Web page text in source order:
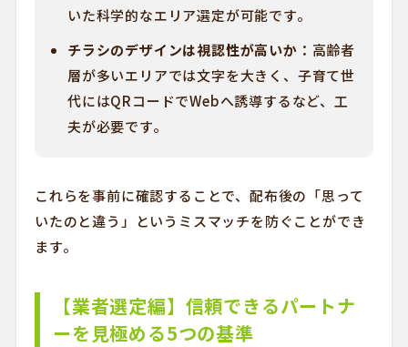
いた科学的なエリア選定が可能です。
チラシのデザインは視認性が高いか： 高齢者
層が多いエリアでは文字を大きく、子育て世
代にはQRコードでWebへ誘導するなど、工
夫が必要です。
これらを事前に確認することで、配布後の「思って
いたのと違う」というミスマッチを防ぐことができ
ます。
【業者選定編】信頼できるパートナ
ーを見極める5つの基準